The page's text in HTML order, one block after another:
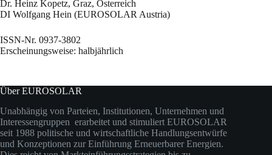
Dr. Heinz Kopetz, Graz, Österreich
DI Wolfgang Hein (EUROSOLAR Austria)
ISSN-Nr. 0937-3802
Erscheinungsweise: halbjährlich
Über EUROSOLAR
Unabhängig von Parteien, Institutionen, Unternehmen und
Interessengruppen erarbeitet und stimuliert EUROSOLAR
seit 1988 politische und wirtschaftliche Handlungsentwürfe
und Konzeptionen zur Einführung Erneuerbarer Energien.